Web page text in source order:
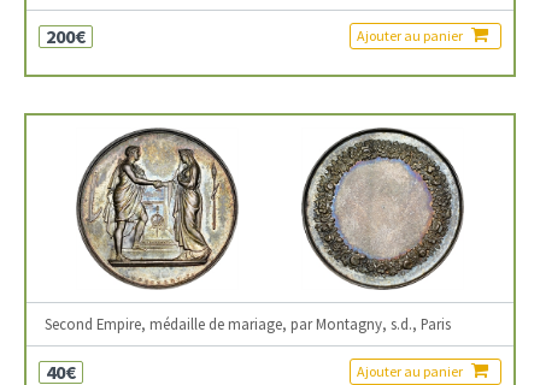
200€ Ajouter au panier
Second Empire, médaille de mariage, par Montagny, s.d., Paris
40€ Ajouter au panier